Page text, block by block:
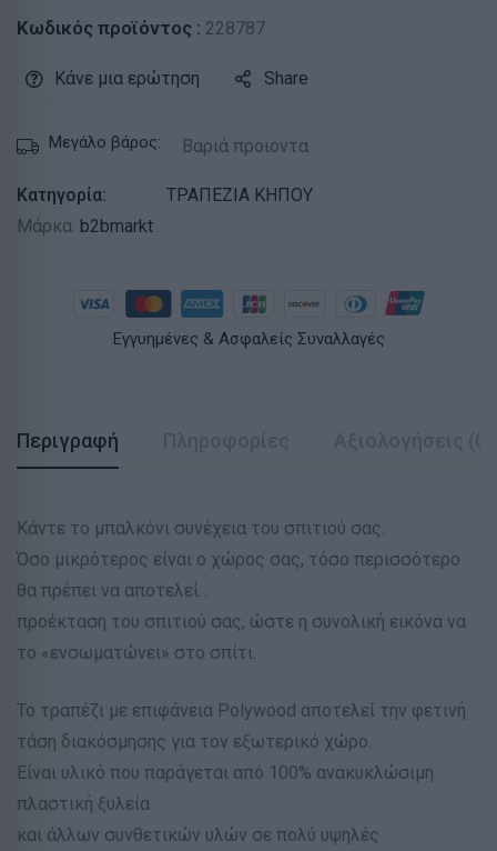
Κωδικός προϊόντος : 228787
Κάνε μια ερώτηση Share
Μεγάλο βάρος: Βαριά προιοντα
Κατηγορία:
ΤΡΑΠΕΖΙΑ ΚΗΠΟΥ
Μάρκα: b2bmarkt
Εγγυημένες & Ασφαλείς Συναλλαγές
Περιγραφή
Κάντε το μπαλκόνι συνέχεια του σπιτιού σας.
Όσο μικρότερος είναι ο χώρος σας, τόσο περισσότερο
θα πρέπει να αποτελεί…
προέκταση του σπιτιού σας, ώστε η συνολική εικόνα να
το «ενσωματώνει» στο σπίτι.
Το τραπέζι με επιφάνεια Polywood αποτελεί την φετινή
τάση διακόσμησης για τον εξωτερικό χώρο.
Είναι υλικό που παράγεται από 100% ανακυκλώσιμη
πλαστική ξυλεία
και άλλων συνθετικών υλών σε πολύ υψηλές